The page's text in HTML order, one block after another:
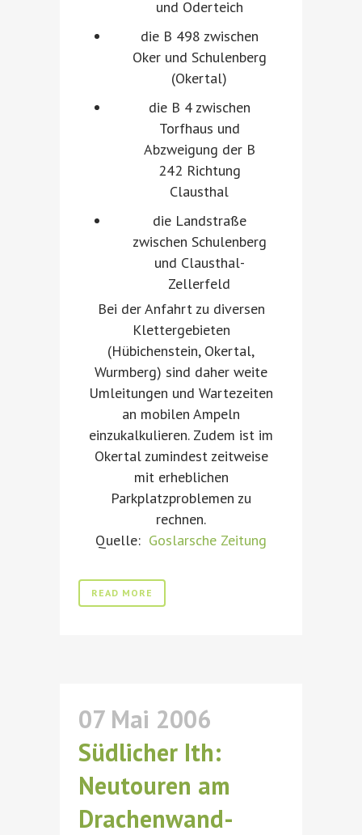
und Oderteich
die B 498 zwischen
Oker und Schulenberg
(Okertal)
die B 4 zwischen
Torfhaus und
Abzweigung der B
242 Richtung
Clausthal
die Landstraße
zwischen Schulenberg
und Clausthal-
Zellerfeld
Bei der Anfahrt zu diversen
Klettergebieten
(Hübichenstein, Okertal,
Wurmberg) sind daher weite
Umleitungen und Wartezeiten
an mobilen Ampeln
einzukalkulieren. Zudem ist im
Okertal zumindest zeitweise
mit erheblichen
Parkplatzproblemen zu
rechnen.
Quelle: Goslarsche Zeitung
READ MORE
07 Mai 2006
Südlicher Ith:
Neutouren am
Drachenwand-